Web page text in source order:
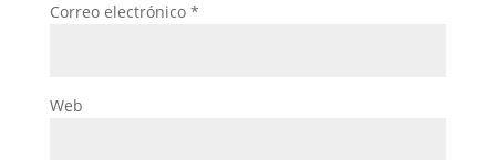
Correo electrónico *
Web